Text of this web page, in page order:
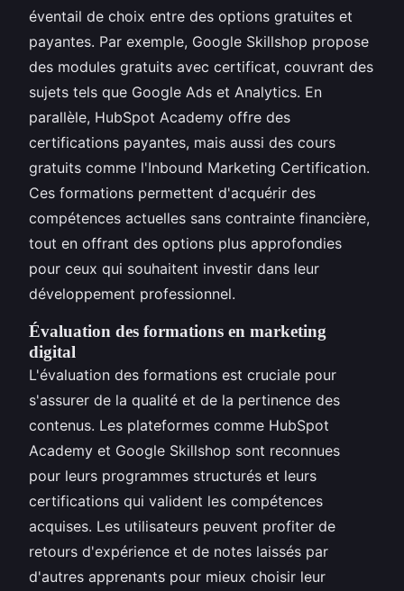
éventail de choix entre des options gratuites et
payantes. Par exemple, Google Skillshop propose
des modules gratuits avec certificat, couvrant des
sujets tels que Google Ads et Analytics. En
parallèle, HubSpot Academy offre des
certifications payantes, mais aussi des cours
gratuits comme l'Inbound Marketing Certification.
Ces formations permettent d'acquérir des
compétences actuelles sans contrainte financière,
tout en offrant des options plus approfondies
pour ceux qui souhaitent investir dans leur
développement professionnel.
Évaluation des formations en marketing
digital
L'évaluation des formations est cruciale pour
s'assurer de la qualité et de la pertinence des
contenus. Les plateformes comme HubSpot
Academy et Google Skillshop sont reconnues
pour leurs programmes structurés et leurs
certifications qui valident les compétences
acquises. Les utilisateurs peuvent profiter de
retours d'expérience et de notes laissés par
d'autres apprenants pour mieux choisir leur